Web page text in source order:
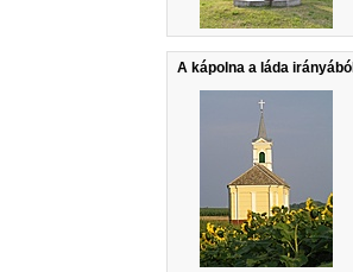
A kápolna a láda irányából